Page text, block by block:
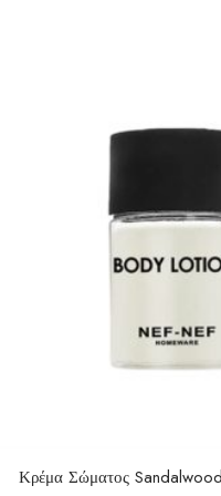
Κρέμα Σώματος